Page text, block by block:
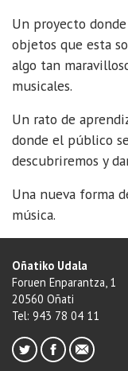
Un proyecto
objetos que esta
algo tan
musicales.
Un rato de
donde el público
descubriremos y
Una nueva forma
música.
Oñatiko Udala
Foruen Enparantza, 1
20560 Oñati
Tel: 943 78 04 11